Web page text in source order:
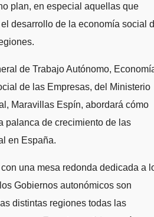
plan, en especial aquellas que
desarrollo de la economía social
de Trabajo Autónomo,
de las Empresas, del Ministerio
Maravillas Espín, abordará cómo
palanca de crecimiento de las
en España.
una mesa redonda dedicada a
Gobiernos autonómicos son
distintas regiones todas las